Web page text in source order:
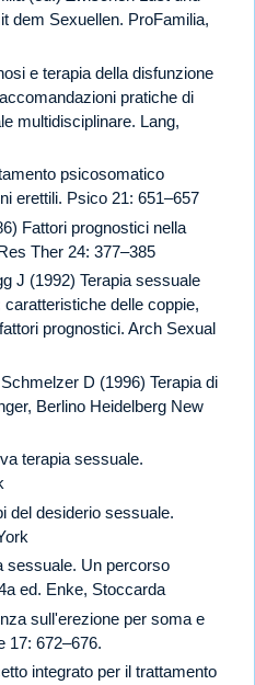
dem Sexuellen. ProFamilia,
e terapia della disfunzione
pratiche di
multidisciplinare. Lang,
psicosomatico
erettili. Psico 21: 651–657
Fattori prognostici nella
Ther 24: 377–385
J (1992) Terapia sessuale
delle coppie,
prognostici. Arch Sexual
D (1996) Terapia di
Berlino Heidelberg New
terapia sessuale.
del desiderio sessuale.
sessuale. Un percorso
ed. Enke, Stoccarda
sull'erezione per soma e
17: 672–676.
integrato per il trattamento